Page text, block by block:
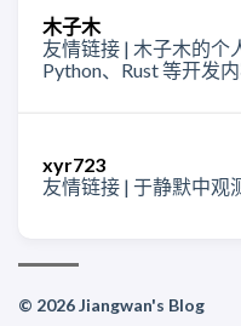
木子木
友情链接 | 木子木的个
Python、Rust 等开发内
xyr723
友情链接 | 于静默中观
© 2026 Jiangwan's Blog